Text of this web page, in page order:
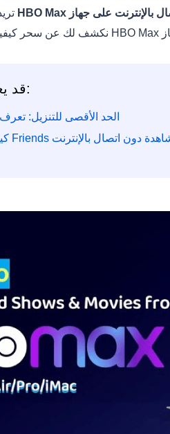
😍 قد يعجبك أيضاً:
الحد الأقصى للتنزيل: